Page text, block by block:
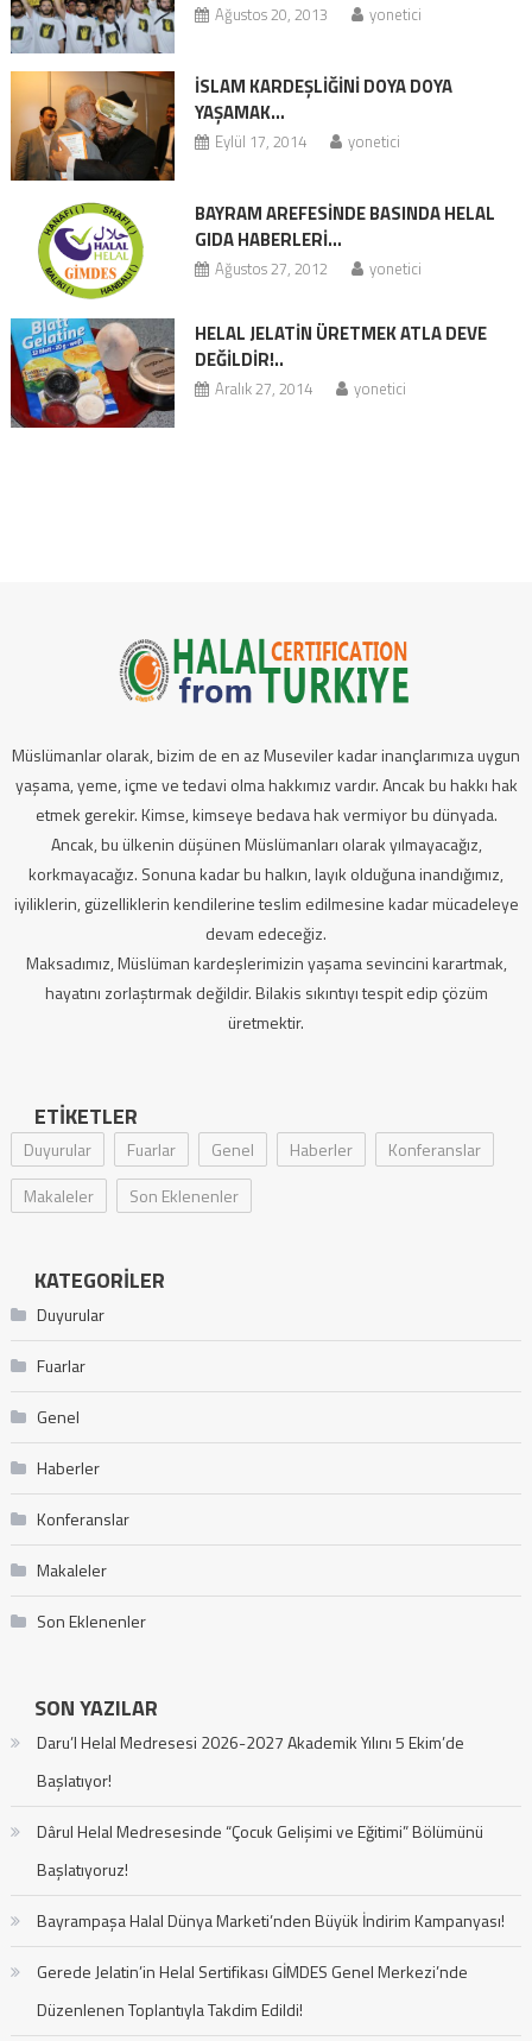
Ağustos 20, 2013 yonetici
İSLAM KARDEŞLİĞİNİ DOYA DOYA
YAŞAMAK…
Eylül 17, 2014 yonetici
BAYRAM AREFESİNDE BASINDA HELAL
GIDA HABERLERİ…
Ağustos 27, 2012 yonetici
HELAL JELATİN ÜRETMEK ATLA DEVE
DEĞİLDİR!..
Aralık 27, 2014 yonetici
Müslümanlar olarak, bizim de en az Museviler kadar inançlarımıza uygun
yaşama, yeme, içme ve tedavi olma hakkımız vardır. Ancak bu hakkı hak
etmek gerekir. Kimse, kimseye bedava hak vermiyor bu dünyada.
Ancak, bu ülkenin düşünen Müslümanları olarak yılmayacağız,
korkmayacağız. Sonuna kadar bu halkın, layık olduğuna inandığımız,
iyiliklerin, güzelliklerin kendilerine teslim edilmesine kadar mücadeleye
devam edeceğiz.
Maksadımız, Müslüman kardeşlerimizin yaşama sevincini karartmak,
hayatını zorlaştırmak değildir. Bilakis sıkıntıyı tespit edip çözüm
üretmektir.
ETIKETLER
Duyurular Fuarlar Genel Haberler
Konferanslar
Makaleler
Son Eklenenler
KATEGORILER
Duyurular
Fuarlar
Genel
Haberler
Konferanslar
Makaleler
Son Eklenenler
SON YAZILAR
Daru’l Helal Medresesi 2026-2027 Akademik Yılını 5 Ekim’de
Başlatıyor!
Dârul Helal Medresesinde “Çocuk Gelişimi ve Eğitimi” Bölümünü
Başlatıyoruz!
Bayrampaşa Halal Dünya Marketi’nden Büyük İndirim Kampanyası!
Gerede Jelatin’in Helal Sertifikası GİMDES Genel Merkezi’nde
Düzenlenen Toplantıyla Takdim Edildi!